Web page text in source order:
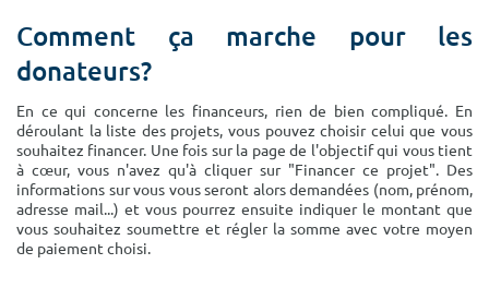
Comment ça marche pour les
donateurs?
En ce qui concerne les financeurs, rien de bien compliqué. En
déroulant la liste des projets, vous pouvez choisir celui que vous
souhaitez financer. Une fois sur la page de l'objectif qui vous tient
à cœur, vous n'avez qu'à cliquer sur "Financer ce projet". Des
informations sur vous vous seront alors demandées (nom, prénom,
adresse mail...) et vous pourrez ensuite indiquer le montant que
vous souhaitez soumettre et régler la somme avec votre moyen
de paiement choisi.